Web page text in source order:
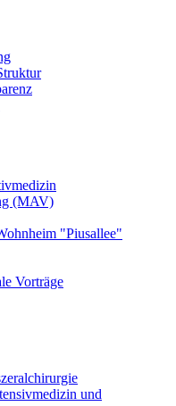
(MAV)
"Piusallee"
Vorträge
und